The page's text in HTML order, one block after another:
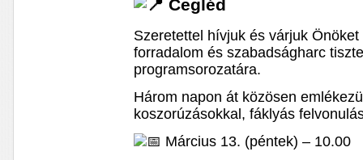
Cegléd
Szeretettel hívjuk és várjuk
forradalom és szabadságharc
programsorozatára.
Három napon át közösen
koszorúzásokkal, fáklyás
Március 13. (péntek) – 10.00